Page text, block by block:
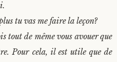
tu vas me faire la leçon?
tout de même vous avouer que
Pour cela, il est utile que de